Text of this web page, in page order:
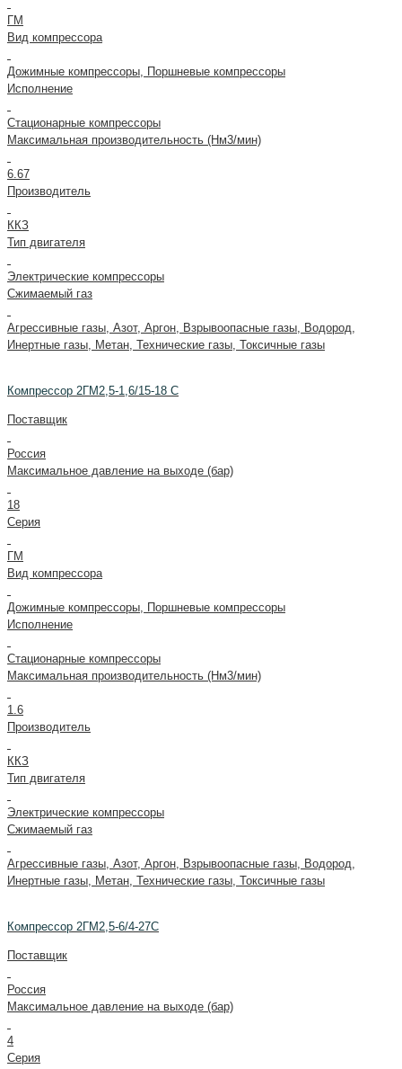
ГМ
Вид компрессора
Дожимные компрессоры, Поршневые компрессоры
Исполнение
Стационарные компрессоры
Максимальная производительность (Нм3/мин)
6.67
Производитель
ККЗ
Тип двигателя
Электрические компрессоры
Сжимаемый газ
Агрессивные газы, Азот, Аргон, Взрывоопасные газы, Водород,
Инертные газы, Метан, Технические газы, Токсичные газы
Компрессор 2ГМ2,5-1,6/15-18 С
Поставщик
Россия
Максимальное давление на выходе (бар)
18
Серия
ГМ
Вид компрессора
Дожимные компрессоры, Поршневые компрессоры
Исполнение
Стационарные компрессоры
Максимальная производительность (Нм3/мин)
1.6
Производитель
ККЗ
Тип двигателя
Электрические компрессоры
Сжимаемый газ
Агрессивные газы, Азот, Аргон, Взрывоопасные газы, Водород,
Инертные газы, Метан, Технические газы, Токсичные газы
Компрессор 2ГМ2,5-6/4-27С
Поставщик
Россия
Максимальное давление на выходе (бар)
4
Серия